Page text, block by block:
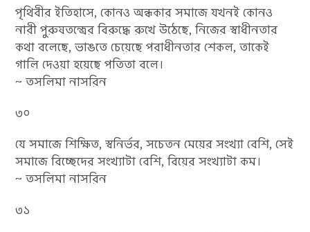
পৃথিবীর ইতিহাসে, কোনও অন্ধকার সমাজে যখনই কোনও
নারী পুরুষতন্ত্রের বিরুদ্ধে রুখে উঠেছে, নিজের স্বাধীনতার
কথা বলেছে, ভাঙতে চেয়েছে পরাধীনতার শেকল, তাকেই
গালি দেওয়া হয়েছে পতিতা বলে।
~ তসলিমা নাসরিন
৩০
যে সমাজে শিক্ষিত, স্বনির্ভর, সচেতন মেয়ের সংখ্যা বেশি, সেই
সমাজে বিচ্ছেদের সংখ্যাটা বেশি, বিয়ের সংখ্যাটা কম।
~ তসলিমা নাসরিন
৩১